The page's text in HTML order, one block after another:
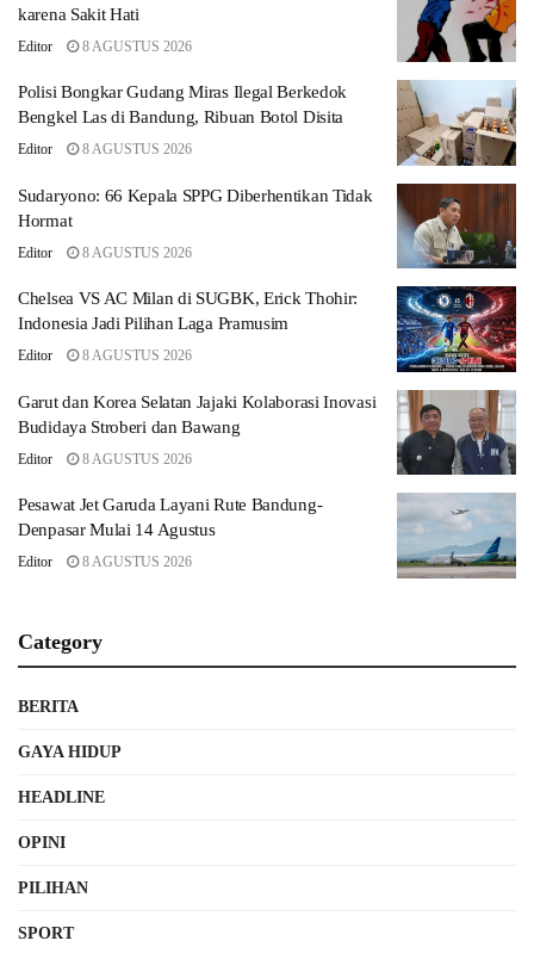
karena Sakit Hati
Editor 8 AGUSTUS 2026
Polisi Bongkar Gudang Miras Ilegal Berkedok
Bengkel Las di Bandung, Ribuan Botol Disita
Editor 8 AGUSTUS 2026
Sudaryono: 66 Kepala SPPG Diberhentikan Tidak
Hormat
Editor 8 AGUSTUS 2026
Chelsea VS AC Milan di SUGBK, Erick Thohir:
Indonesia Jadi Pilihan Laga Pramusim
Editor 8 AGUSTUS 2026
Garut dan Korea Selatan Jajaki Kolaborasi Inovasi
Budidaya Stroberi dan Bawang
Editor 8 AGUSTUS 2026
Pesawat Jet Garuda Layani Rute Bandung-
Denpasar Mulai 14 Agustus
Editor 8 AGUSTUS 2026
Category
BERITA
GAYA HIDUP
HEADLINE
OPINI
PILIHAN
SPORT